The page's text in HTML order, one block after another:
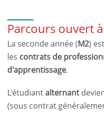
Parcours ouvert
La seconde année (M2)
les contrats de
d'apprentissage.
L'étudiantalternant
(sous contrat